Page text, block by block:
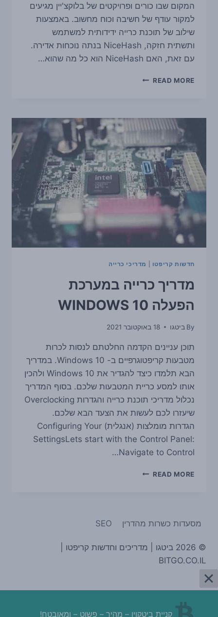
המקום שבו כורים ופרויקטים של בלוקצ'יין מגיעים
למקור עודף של חשיבה וכוח מחשוב. באמצעות
שילוב של תוכנת כרייה ידידותית למשתמש
ותשתית חזקה, NiceHash בנתה נוכחות אדירה.
עם זאת, האם NiceHash הוא כל מה שהוא…
READ MORE סקירת
בקלות
חדשות קריפטו מדריכי כרייה
מדריך כרייה במערכת
הפעלה WINDOWS 10
By ביטגו 18 באוקטובר 2021
תוכן עניינים הקדמה החלטתם לנסות לכרות
מטבעות קריפטוגרפיים ב- Windows 10. במדריך
הבא תלמדו כיצד להגדיר את Windows 10 ולהכין
אותו למסע כריית המטבעות שלכם. בסוף המדריך
נכלול מדריכי תוכנת כרייה והגדרות Overclocking
שיעזרו לכם לעשות את הצעד הבא שלכם.
הגדרות מומלצות (אנגלית) Configuring Your
SettingsLets start with the Control Panel:
Navigate to Control…
READ MORE מדריך
10
מסעדות כשרות מהדרין SEO
© 2026 ביטגו | מדריכים וחדשות קריפטו |
BITGO.CO.IL
קניית ביטקוין – מהיר – פשוט – ומאובטח!